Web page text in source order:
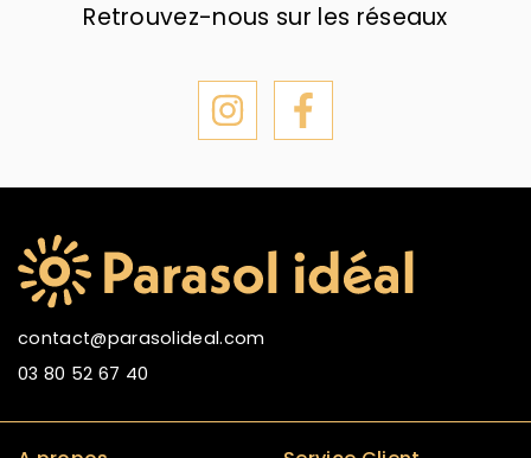
Retrouvez-nous sur les réseaux
contact@parasolideal.com
03 80 52 67 40